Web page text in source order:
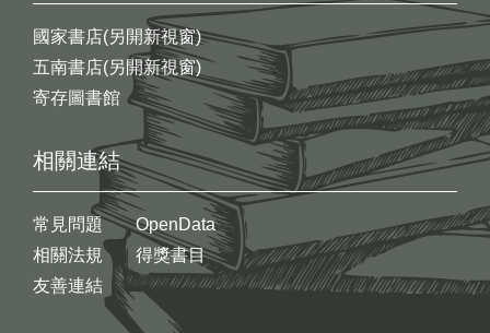
國家書店(另開新視窗)
五南書店(另開新視窗)
寄存圖書館
相關連結
常見問題
相關法規
友善連結
OpenData
得獎書目